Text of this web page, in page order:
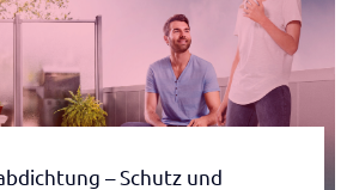
– Schutz und